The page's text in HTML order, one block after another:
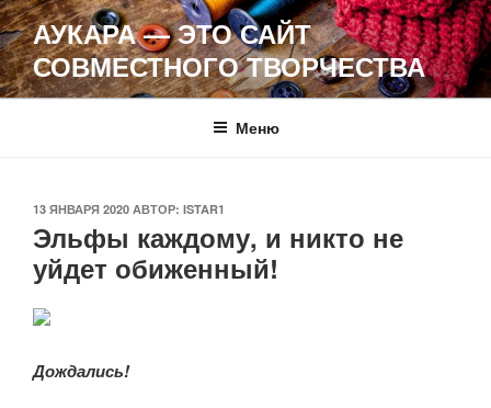
Перейти
к
содержимому
АУКАРА — ЭТО САЙТ
СОВМЕСТНОГО ТВОРЧЕСТВА
Меню
ОПУБЛИКОВАНО
13 ЯНВАРЯ 2020 АВТОР: ISTAR1
Эльфы каждому, и никто не
уйдет обиженный!
Дождались!